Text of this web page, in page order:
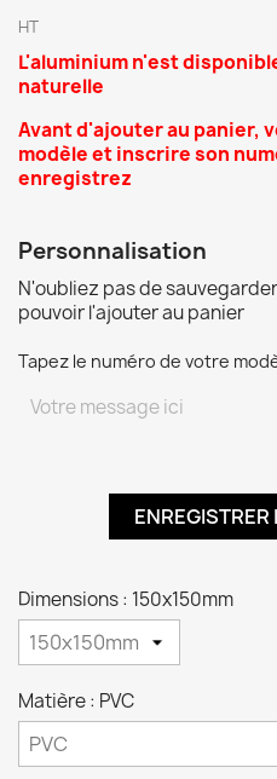
HT
L'aluminium n'est
naturelle
Avant d'ajouter au panier,
modèle et inscrire son
enregistrez
Personnalisation
N'oubliez pas de
pouvoir l'ajouter au panier
Tapez le numéro de votre
Dimensions : 150x150mm
Matière : PVC